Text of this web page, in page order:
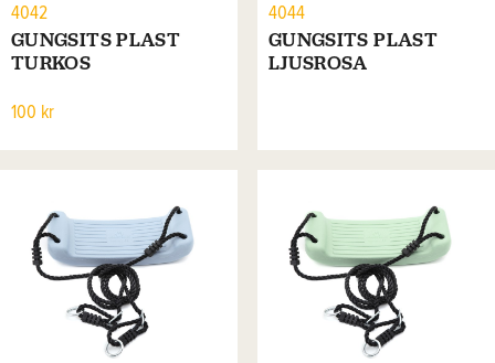
4042
GUNGSITS PLAST
TURKOS
100 kr
4044
GUNGSITS PLAST
LJUSROSA